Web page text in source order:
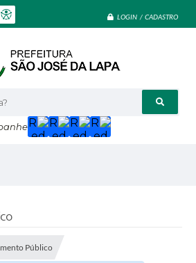
LOGIN / CADASTRO
Público